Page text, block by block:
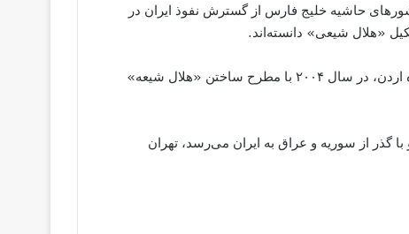
حاشیه خلیج فارس از گسترش نفوذ ایران در
«هلال شیعی» دانسته‌اند.
پیش از قیام‌های موسوم به بهار عربی نیز ملک عبدالله، پادشاه اردن، در سال ۲۰۰۴ با مطرح ساختن «هلال شیعه»
گذر از سوریه و عراق به ایران می‌رسد، تهران